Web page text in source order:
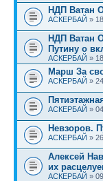
НДП Ватан
АСКЕРБАЙ »
НДП Ватан
Путину о
АСКЕРБАЙ »
Марш За
АСКЕРБАЙ »
АСКЕРБАЙ »
Невзоров.
АСКЕРБАЙ »
Алексей
их
АСКЕРБАЙ »